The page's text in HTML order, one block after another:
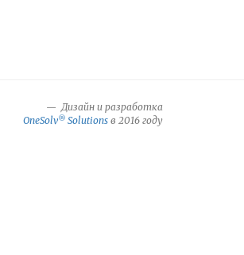
Дизайн и разработка
OneSolv® Solutions в 2016 году